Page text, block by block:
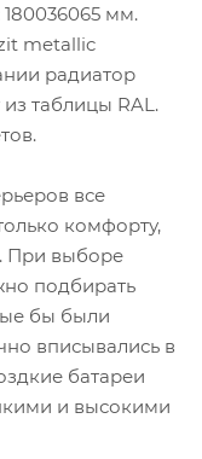
мм.
metallic
радиатор
таблицы RAL.
все
комфорту,
При выборе
подбирать
бы были
вписывались в
батареи
и высокими